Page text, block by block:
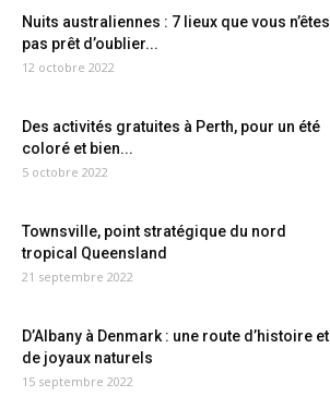
Nuits australiennes : 7 lieux que vous n’êtes
pas prêt d’oublier...
12 octobre 2022
Des activités gratuites à Perth, pour un été
coloré et bien...
5 octobre 2022
Townsville, point stratégique du nord
tropical Queensland
21 septembre 2022
D’Albany à Denmark : une route d’histoire et
de joyaux naturels
15 septembre 2022